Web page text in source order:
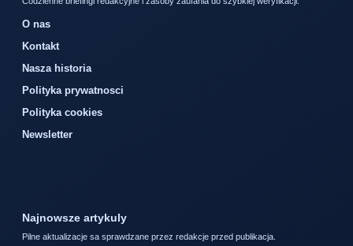
O nas
Kontakt
Nasza historia
Polityka prywatnosci
Polityka cookies
Newsletter
Najnowsze artykuly
Pilne aktualizacje sa sprawdzane przez redakcje przed publikacja.